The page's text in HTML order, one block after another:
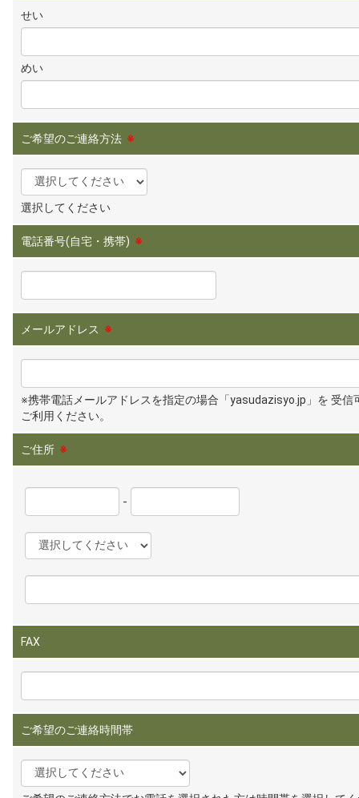
せい
めい
ご希望のご連絡方法 ※
選択してください
電話番号(自宅・携帯) ※
メールアドレス ※
※携帯電話メールアドレスを指定の場合「yasudazisyo.jp」を 受信
ご利用ください。
ご住所 ※
-
FAX
ご希望のご連絡時間帯